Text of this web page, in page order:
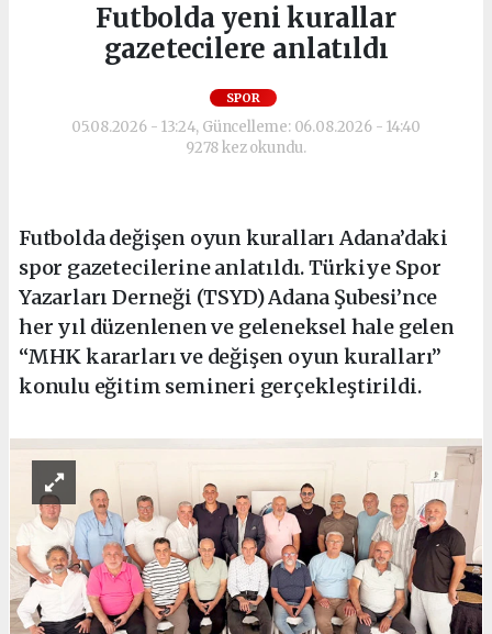
Futbolda yeni kurallar
gazetecilere anlatıldı
SPOR
05.08.2026 - 13:24, Güncelleme: 06.08.2026 - 14:40
9278 kez okundu.
Futbolda değişen oyun kuralları Adana’daki
spor gazetecilerine anlatıldı. Türkiye Spor
Yazarları Derneği (TSYD) Adana Şubesi’nce
her yıl düzenlenen ve geleneksel hale gelen
“MHK kararları ve değişen oyun kuralları”
konulu eğitim semineri gerçekleştirildi.